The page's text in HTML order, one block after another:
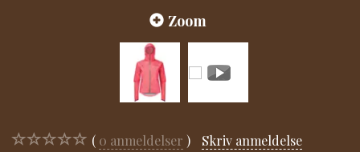
Zoom
0 anmeldelser Skriv anmeldelse